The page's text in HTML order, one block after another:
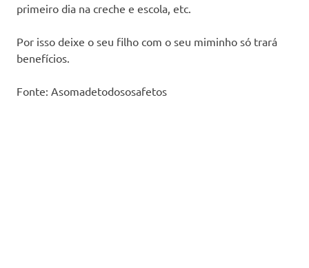
primeiro dia na creche e escola, etc.
Por isso deixe o seu filho com o seu miminho só trará
benefícios.
Fonte: Asomadetodososafetos